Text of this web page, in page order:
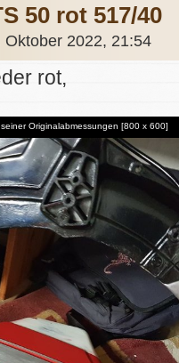
50 rot 517/40
Oktober 2022, 21:54
rot,
Originalabmessungen [800 x 600]